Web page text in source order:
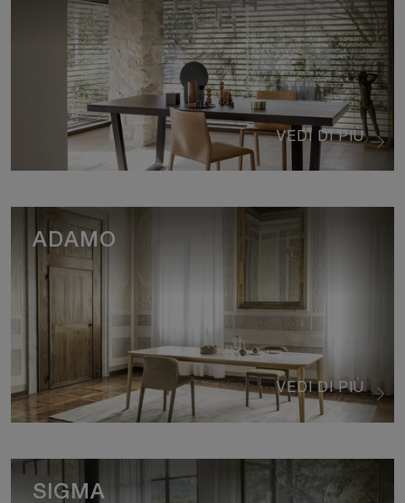
VEDI DI PIÙ
VEDI DI PIÙ
ADAMO
SIGMA